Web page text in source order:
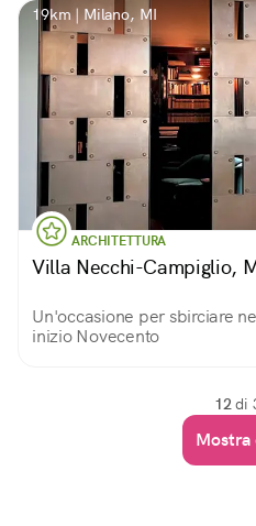
19km | Milano, MI
ARCHITETTURA
Villa Necchi-Campiglio,
Un'occasione per sbirciare
inizio Novecento
12di
Mostra